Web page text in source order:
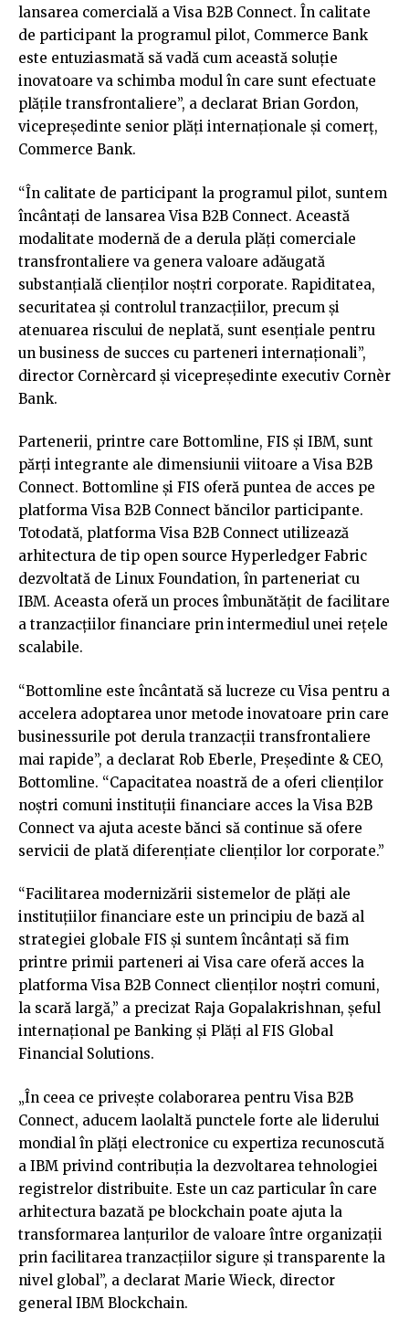
lansarea comercială a Visa B2B Connect. În calitate
de participant la programul pilot, Commerce Bank
este entuziasmată să vadă cum această soluție
inovatoare va schimba modul în care sunt efectuate
plățile transfrontaliere”, a declarat Brian Gordon,
vicepreședinte senior plăți internaționale și comerț,
Commerce Bank.
“În calitate de participant la programul pilot, suntem
încântați de lansarea Visa B2B Connect. Această
modalitate modernă de a derula plăți comerciale
transfrontaliere va genera valoare adăugată
substanțială clienților noștri corporate. Rapiditatea,
securitatea și controlul tranzacțiilor, precum și
atenuarea riscului de neplată, sunt esențiale pentru
un business de succes cu parteneri internaționali”,
director Cornèrcard și vicepreședinte executiv Cornèr
Bank.
Partenerii, printre care Bottomline, FIS și IBM, sunt
părți integrante ale dimensiunii viitoare a Visa B2B
Connect. Bottomline și FIS oferă puntea de acces pe
platforma Visa B2B Connect băncilor participante.
Totodată, platforma Visa B2B Connect utilizează
arhitectura de tip open source Hyperledger Fabric
dezvoltată de Linux Foundation, în parteneriat cu
IBM. Aceasta oferă un proces îmbunătățit de facilitare
a tranzacțiilor financiare prin intermediul unei rețele
scalabile.
“Bottomline este încântată să lucreze cu Visa pentru a
accelera adoptarea unor metode inovatoare prin care
businessurile pot derula tranzacții transfrontaliere
mai rapide”, a declarat Rob Eberle, Președinte & CEO,
Bottomline. “Capacitatea noastră de a oferi clienților
noștri comuni instituții financiare acces la Visa B2B
Connect va ajuta aceste bănci să continue să ofere
servicii de plată diferențiate clienților lor corporate.”
“Facilitarea modernizării sistemelor de plăți ale
instituțiilor financiare este un principiu de bază al
strategiei globale FIS și suntem încântați să fim
printre primii parteneri ai Visa care oferă acces la
platforma Visa B2B Connect clienților noștri comuni,
la scară largă,” a precizat Raja Gopalakrishnan, șeful
internațional pe Banking și Plăți al FIS Global
Financial Solutions.
„În ceea ce privește colaborarea pentru Visa B2B
Connect, aducem laolaltă punctele forte ale liderului
mondial în plăți electronice cu expertiza recunoscută
a IBM privind contribuția la dezvoltarea tehnologiei
registrelor distribuite. Este un caz particular în care
arhitectura bazată pe blockchain poate ajuta la
transformarea lanțurilor de valoare între organizații
prin facilitarea tranzacțiilor sigure și transparente la
nivel global”, a declarat Marie Wieck, director
general IBM Blockchain.